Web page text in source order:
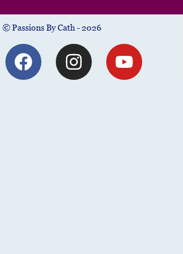
© Passions By Cath - 2026